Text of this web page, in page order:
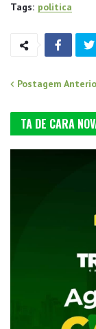
Tags: politica
Postagem
TA DE CARA